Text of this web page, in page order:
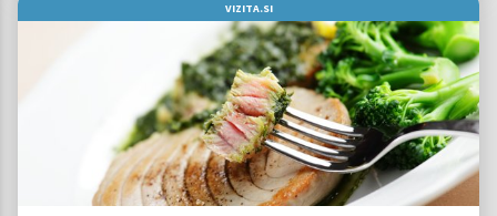
VIZITA.SI